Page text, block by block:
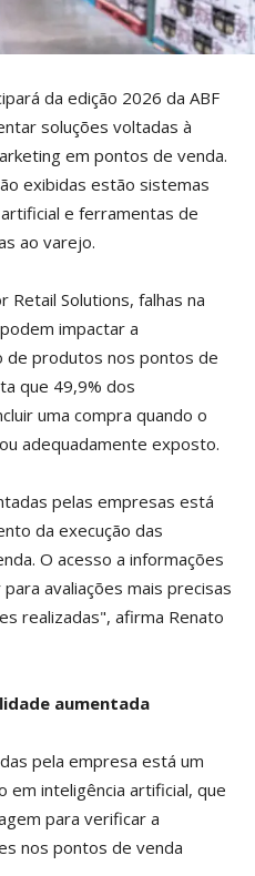
da edição 2026 da ABF
soluções voltadas à
em pontos de venda.
exibidas estão sistemas
e ferramentas de
ao varejo.
Retail Solutions, falhas na
impactar a
de produtos nos pontos de
que 49,9% dos
uma compra quando o
adequadamente exposto.
pelas empresas está
da execução das
O acesso a informações
avaliações mais precisas
realizadas", afirma Renato
aumentada
pela empresa está um
em inteligência artificial, que
para verificar a
nos pontos de venda